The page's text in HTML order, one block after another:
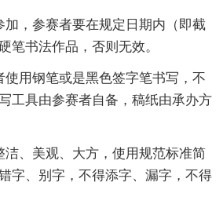
加，参赛者要在规定日期内（即截
笔书法作品，否则无效。
使用钢笔或是黑色签字笔书写，不
工具由参赛者自备，稿纸由承办方
洁、美观、大方，使用规范标准简
字、别字，不得添字、漏字，不得